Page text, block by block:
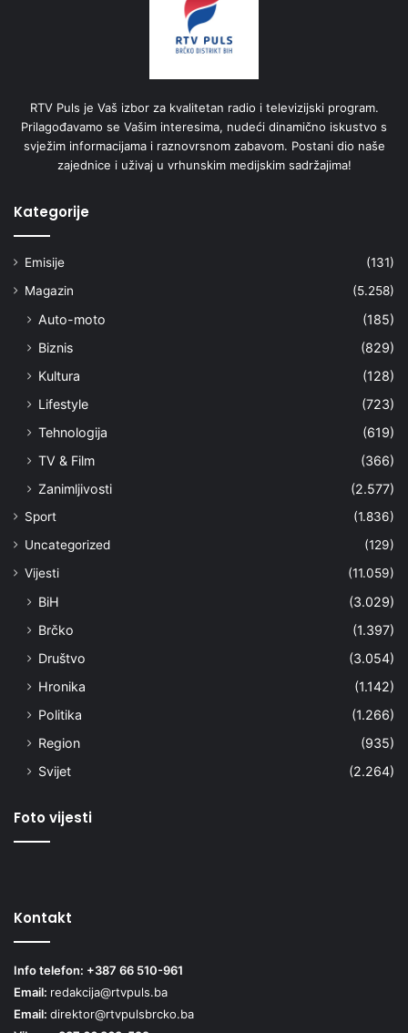
RTV Puls je Vaš izbor za kvalitetan radio i televizijski program.
Prilagođavamo se Vašim interesima, nudeći dinamično iskustvo s
svježim informacijama i raznovrsnom zabavom. Postani dio naše
zajednice i uživaj u vrhunskim medijskim sadržajima!
Kategorije
Emisije
(131)
Magazin
(5.258)
Auto-moto
(185)
Biznis
(829)
Kultura
(128)
Lifestyle
(723)
Tehnologija
(619)
TV & Film
(366)
Zanimljivosti
(2.577)
Sport
(1.836)
Uncategorized
(129)
Vijesti
(11.059)
BiH
(3.029)
Brčko
(1.397)
Društvo
(3.054)
Hronika
(1.142)
Politika
(1.266)
Region
(935)
Svijet
(2.264)
Foto vijesti
Kontakt
Info telefon: +387 66 510-961
Email: redakcija@rtvpuls.ba
Email: direktor@rtvpulsbrcko.ba